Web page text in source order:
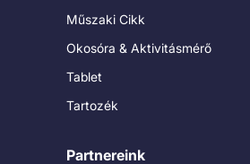
Műszaki Cikk
Okosóra & Aktivitásmérő
Tablet
Tartozék
Partnereink